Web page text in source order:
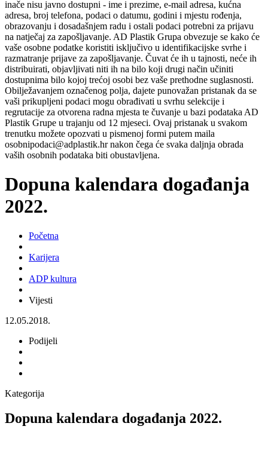
inače nisu javno dostupni - ime i prezime, e-mail adresa, kućna
adresa, broj telefona, podaci o datumu, godini i mjestu rođenja,
obrazovanju i dosadašnjem radu i ostali podaci potrebni za prijavu
na natječaj za zapošljavanje. AD Plastik Grupa obvezuje se kako će
vaše osobne podatke koristiti isključivo u identifikacijske svrhe i
razmatranje prijave za zapošljavanje. Čuvat će ih u tajnosti, neće ih
distribuirati, objavljivati niti ih na bilo koji drugi način učiniti
dostupnima bilo kojoj trećoj osobi bez vaše prethodne suglasnosti.
Obilježavanjem označenog polja, dajete punovažan pristanak da se
vaši prikupljeni podaci mogu obrađivati u svrhu selekcije i
regrutacije za otvorena radna mjesta te čuvanje u bazi podataka AD
Plastik Grupe u trajanju od 12 mjeseci. Ovaj pristanak u svakom
trenutku možete opozvati u pismenoj formi putem maila
osobnipodaci@adplastik.hr nakon čega će svaka daljnja obrada
vaših osobnih podataka biti obustavljena.
Dopuna kalendara događanja
2022.
Početna
Karijera
ADP kultura
Vijesti
12.05.2018.
Podijeli
Kategorija
Dopuna kalendara događanja 2022.